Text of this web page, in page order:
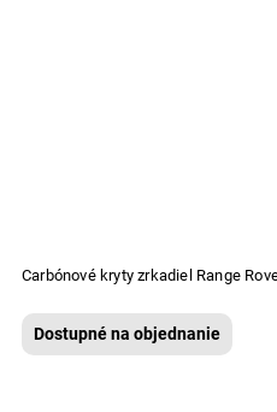
Carbónové kryty zrkadiel Range
Dostupné na objednanie